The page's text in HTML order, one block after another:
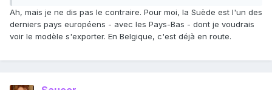
Ah, mais je ne dis pas le contraire. Pour moi, la Suède est l'un des
derniers pays européens - avec les Pays-Bas - dont je voudrais
voir le modèle s'exporter. En Belgique, c'est déjà en route.